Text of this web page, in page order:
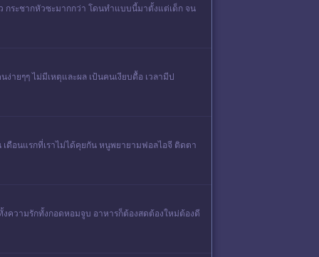
กระชากหัวซะมากกว่า โดนทำแบบนี้มาตั้งแต่เด็ก จน
ายๆๆ ไม่มีเหตุและผล เป้นคนเงียบดื้อ เวลามีป
ดือนแรกที่เราไม่ได้คุยกัน หนูพยายามฟอลไอจี ติดตา
ความรักทั้งกอดหอมจูบ อาหารก็ต้องสดต้องใหม่ต้องดี